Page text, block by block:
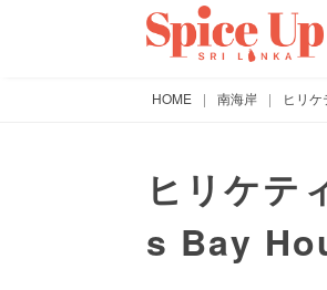
HOME | 南海岸 | ヒリケ
ヒリケテ
s Bay